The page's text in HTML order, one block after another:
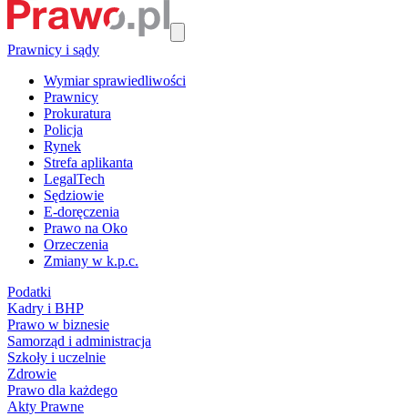
Prawnicy i sądy
Wymiar sprawiedliwości
Prawnicy
Prokuratura
Policja
Rynek
Strefa aplikanta
LegalTech
Sędziowie
E-doręczenia
Prawo na Oko
Orzeczenia
Zmiany w k.p.c.
Podatki
Kadry i BHP
Prawo w biznesie
Samorząd i administracja
Szkoły i uczelnie
Zdrowie
Prawo dla każdego
Akty Prawne